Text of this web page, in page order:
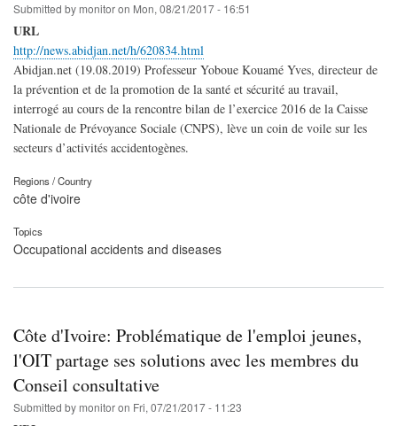
Submitted by monitoron Mon, 08/21/2017 - 16:51
URL
http://news.abidjan.net/h/620834.html
Abidjan.net (19.08.2019) Professeur Yoboue Kouamé Yves, directeur de
la prévention et de la promotion de la santé et sécurité au travail,
interrogé au cours de la rencontre bilan de l’exercice 2016 de la Caisse
Nationale de Prévoyance Sociale (CNPS), lève un coin de voile sur les
secteurs d’activités accidentogènes.
Regions / Country
côte d'ivoire
Topics
Occupational accidents and diseases
Côte d'Ivoire: Problématique de l'emploi jeunes,
l'OIT partage ses solutions avec les membres du
Conseil consultative
Submitted by monitoron Fri, 07/21/2017 - 11:23